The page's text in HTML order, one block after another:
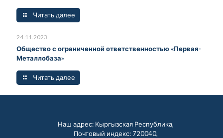
Читать далее
24.11.2023
Общество с ограниченной ответственностью «Первая-
Металлобаза»
Читать далее
Наш адрес: Кыргызская Республика,
Почтовый индекс: 720040,